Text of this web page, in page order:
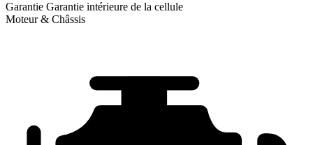
Garantie Garantie intérieure de la cellule
Moteur & Châssis